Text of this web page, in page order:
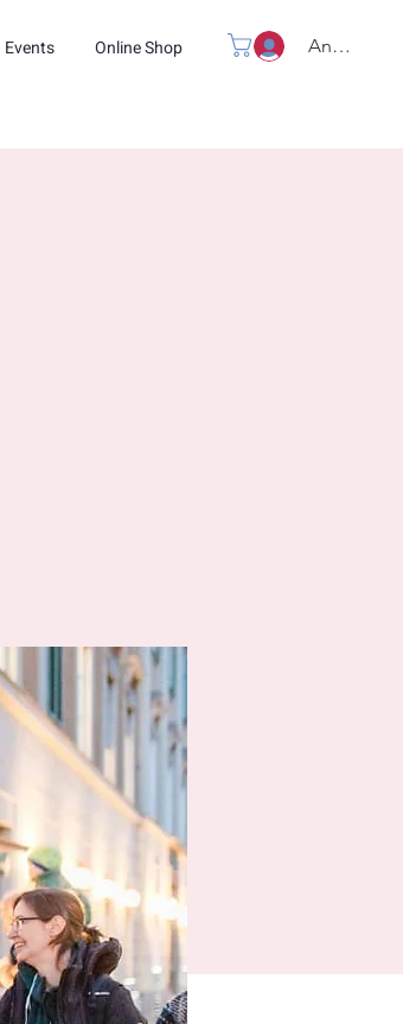
Events Online Shop Anmelden